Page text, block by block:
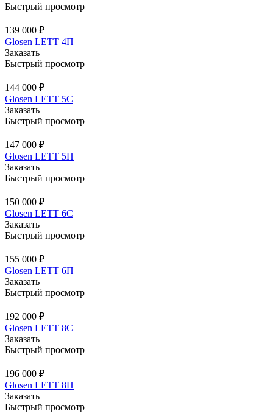
Быстрый просмотр
139 000 ₽
Glosen LETT 4П
Заказать
Быстрый просмотр
144 000 ₽
Glosen LETT 5С
Заказать
Быстрый просмотр
147 000 ₽
Glosen LETT 5П
Заказать
Быстрый просмотр
150 000 ₽
Glosen LETT 6С
Заказать
Быстрый просмотр
155 000 ₽
Glosen LETT 6П
Заказать
Быстрый просмотр
192 000 ₽
Glosen LETT 8С
Заказать
Быстрый просмотр
196 000 ₽
Glosen LETT 8П
Заказать
Быстрый просмотр